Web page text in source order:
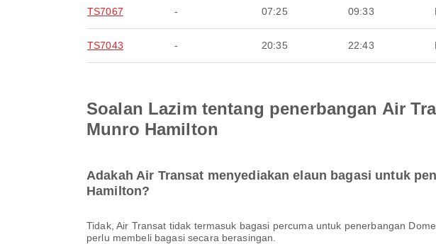
TS7067 - 07:25 09:33
TS7043 - 20:35 22:43
Soalan Lazim tentang penerbangan Air
Munro Hamilton
Adakah Air Transat menyediakan elaun bagasi untuk
Hamilton?
Tidak, Air Transat tidak termasuk bagasi percuma untuk penerbangan Domestik & Antarabangsa dari Lapangan Terbang Antarabangsa John C Munro Hamilton. Anda
perlu membeli bagasi secara berasingan.